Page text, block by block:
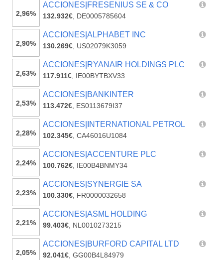
2,96%
ACCIONES|FRESENIUS SE & CO
132.932€, DE0005785604
2,90%
ACCIONES|ALPHABET INC
130.269€, US02079K3059
2,63%
ACCIONES|RYANAIR HOLDINGS PLC
117.911€, IE00BYTBXV33
2,53%
ACCIONES|BANKINTER
113.472€, ES0113679I37
2,28%
ACCIONES|INTERNATIONAL PETROL
102.345€,CA46016U1084
2,24%
ACCIONES|ACCENTURE PLC
100.762€, IE00B4BNMY34
2,23%
ACCIONES|SYNERGIE SA
100.330€, FR0000032658
2,21%
ACCIONES|ASML HOLDING
99.403€, NL0010273215
2,05%
ACCIONES|BURFORD CAPITAL LTD
92.041€,GG00B4L84979